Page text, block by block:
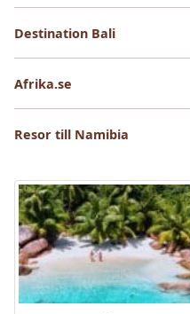
Destination Bali
Afrika.se
Resor till Namibia